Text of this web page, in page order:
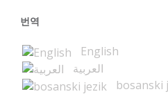
번역
English
العربية
bosanski